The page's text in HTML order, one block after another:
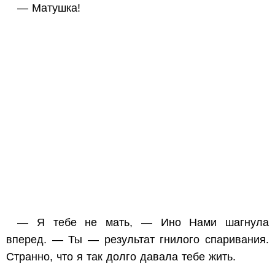
— Матушка!
— Я тебе не мать, — Ино Нами шагнула
вперед. — Ты — результат гнилого спаривания.
Странно, что я так долго давала тебе жить.